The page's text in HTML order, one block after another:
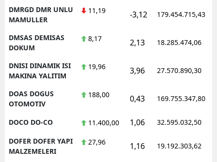
DMRGD DMR UNLU
MAMULLER
11,19 -3,12 179.454.715,43
DMSAS DEMISAS
DOKUM
8,17 2,13 18.285.474,06
DNISI DINAMIK ISI
MAKINA YALITIM
19,96 3,96 27.570.890,30
DOAS DOGUS
OTOMOTIV
188,00 0,43 169.755.347,80
DOCO DO-CO 11.400,00 1,06 32.595.032,50
DOFER DOFER YAPI
MALZEMELERI
27,96 1,16 19.192.303,62